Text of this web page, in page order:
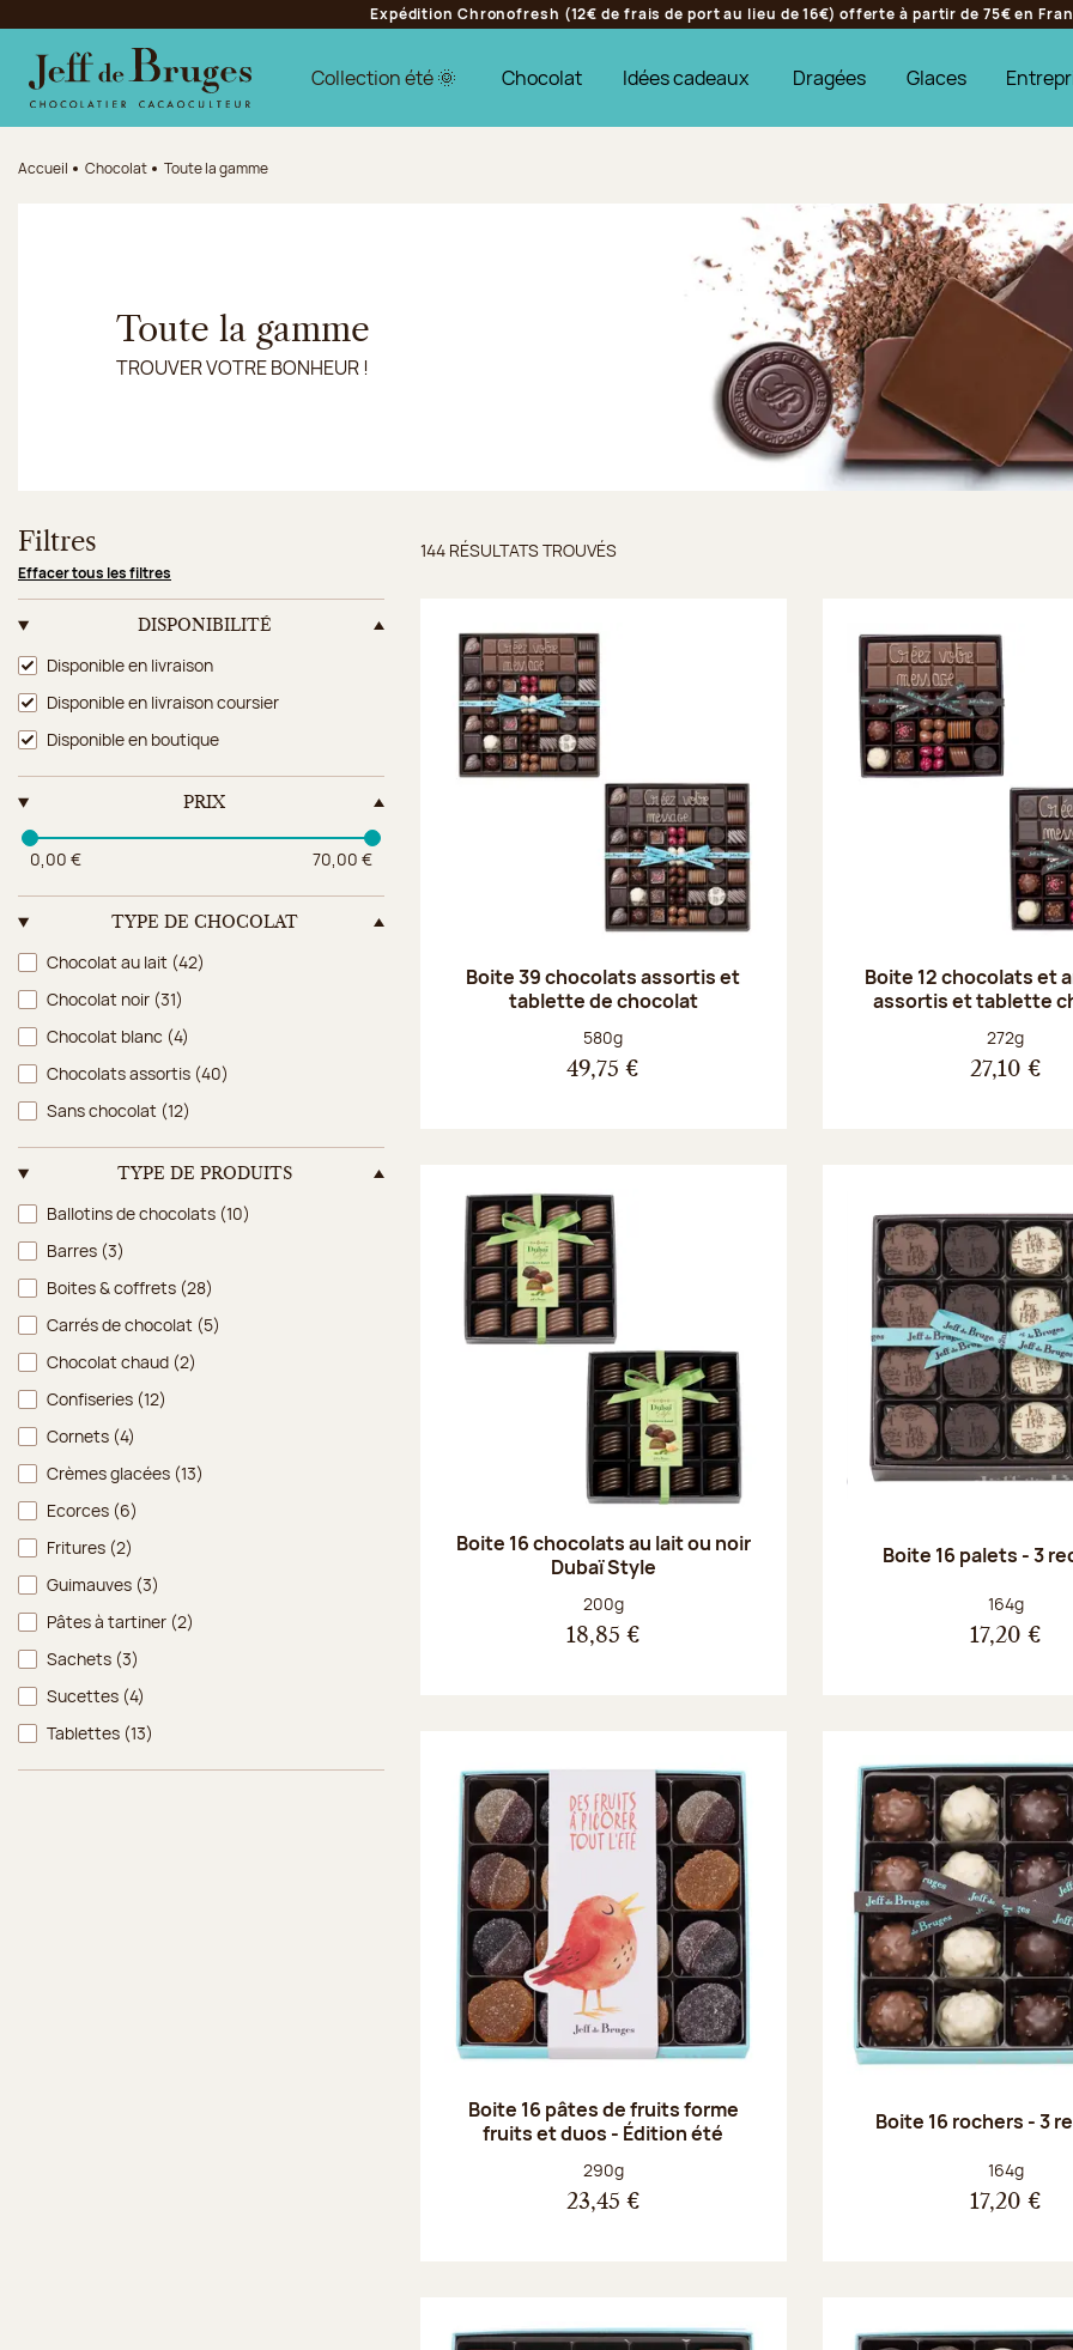
Aller au contenu principal
Aller au pied de page
Expédition Chronofresh (12€ de frais de port au lieu de 16€) offerte à partir de 75€ en
Collection été 🌞 Chocolat Idées cadeaux Dragées Glaces
Accueil Chocolat Toute la gamme
Toute la gamme
TROUVER VOTRE BONHEUR !
Filtres
Effacer tous les filtres
DISPONIBILITÉ
Disponibilité
Disponible en livraison
Disponible en livraison coursier
Disponible en boutique
PRIX
0,00 € 70,00 €
TYPE DE CHOCOLAT
Type de chocolat
Chocolat au lait (42)
Chocolat noir (31)
Chocolat blanc (4)
Chocolats assortis (40)
Sans chocolat (12)
TYPE DE PRODUITS
Type de produits
Ballotins de chocolats (10)
Barres (3)
Boites & coffrets (28)
Carrés de chocolat (5)
Chocolat chaud (2)
Confiseries (12)
Cornets (4)
Crèmes glacées (13)
Ecorces (6)
Fritures (2)
Guimauves (3)
Pâtes à tartiner (2)
Sachets (3)
Sucettes (4)
Tablettes (13)
Résultats trouvés
144 RÉSULTATS TROUVÉS
Boite 39 chocolats assortis et
tablette de chocolat
Poids net :
580g
49,75 €
Boite 12 chocolats et
assortis et tablette
Poids net :
272g
27,10 €
Boite 16 chocolats au lait ou noir
Dubaï Style
Poids net :
200g
18,85 €
Boite 16 palets - 3
Poids net :
164g
17,20 €
Boite 16 pâtes de fruits forme
fruits et duos - Édition été
Poids net :
290g
23,45 €
Boite 16 rochers - 3
Poids net :
164g
17,20 €